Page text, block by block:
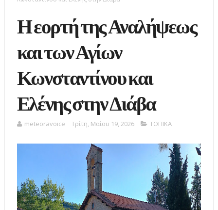
Η εορτή της Αναλήψεως
και των Αγίων
Κωνσταντίνου και
Ελένης στην Διάβα
meteoravoice Τρίτη, Μαΐου 19, 2026 ΤΟΠΙΚΑ